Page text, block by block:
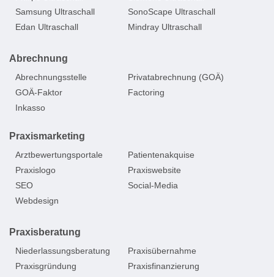
Samsung Ultraschall
SonoScape Ultraschall
Edan Ultraschall
Mindray Ultraschall
Abrechnung
Abrechnungsstelle
Privatabrechnung (GOÄ)
GOÄ-Faktor
Factoring
Inkasso
Praxismarketing
Arztbewertungsportale
Patientenakquise
Praxislogo
Praxiswebsite
SEO
Social-Media
Webdesign
Praxisberatung
Niederlassungsberatung
Praxisübernahme
Praxisgründung
Praxisfinanzierung